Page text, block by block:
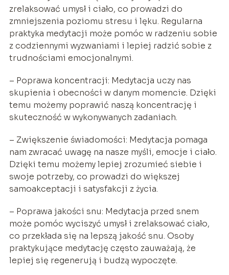
zrelaksować umysł i ciało, co prowadzi do
zmniejszenia poziomu stresu i lęku. Regularna
praktyka medytacji może pomóc w radzeniu sobie
z codziennymi wyzwaniami i lepiej radzić sobie z
trudnościami emocjonalnymi.
– Poprawa koncentracji: Medytacja uczy nas
skupienia i obecności w danym momencie. Dzięki
temu możemy poprawić naszą koncentrację i
skuteczność w wykonywanych zadaniach.
– Zwiększenie świadomości: Medytacja pomaga
nam zwracać uwagę na nasze myśli, emocje i ciało.
Dzięki temu możemy lepiej zrozumieć siebie i
swoje potrzeby, co prowadzi do większej
samoakceptacji i satysfakcji z życia.
– Poprawa jakości snu: Medytacja przed snem
może pomóc wyciszyć umysł i zrelaksować ciało,
co przekłada się na lepszą jakość snu. Osoby
praktykujące medytację często zauważają, że
lepiej się regenerują i budzą wypoczęte.